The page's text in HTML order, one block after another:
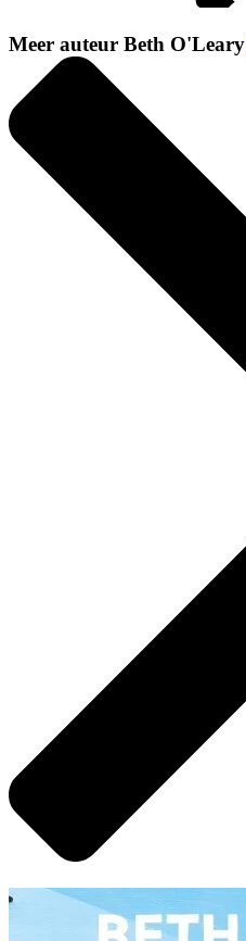
Meer auteur Beth O'Leary